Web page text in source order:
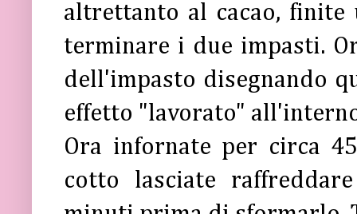
altrettanto al cacao,
terminare i due impasti.
dell'impasto disegnando
effetto "lavorato"
Ora infornate per circa
cotto lasciate